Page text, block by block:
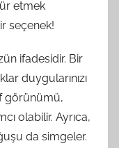
etmek
seçenek!
ifadesidir. Bir
duygularınızı
görünümü,
olabilir. Ayrıca,
da simgeler.